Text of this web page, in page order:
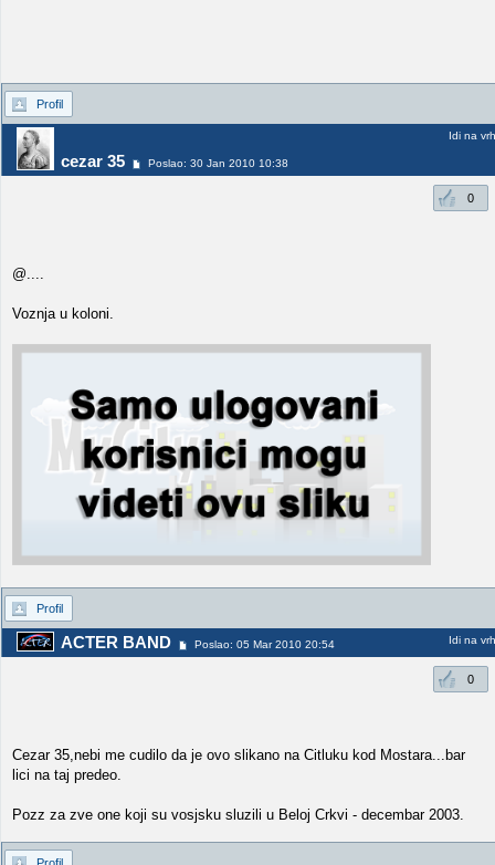
Profil
cezar 35 Poslao: 30 Jan 2010 10:38
Idi na vrh
0
@....
Voznja u koloni.
Profil
ACTER BAND Poslao: 05 Mar 2010 20:54 Idi na vrh
0
Cezar 35,nebi me cudilo da je ovo slikano na Citluku kod Mostara...bar
lici na taj predeo.
Pozz za zve one koji su vosjsku sluzili u Beloj Crkvi - decembar 2003.